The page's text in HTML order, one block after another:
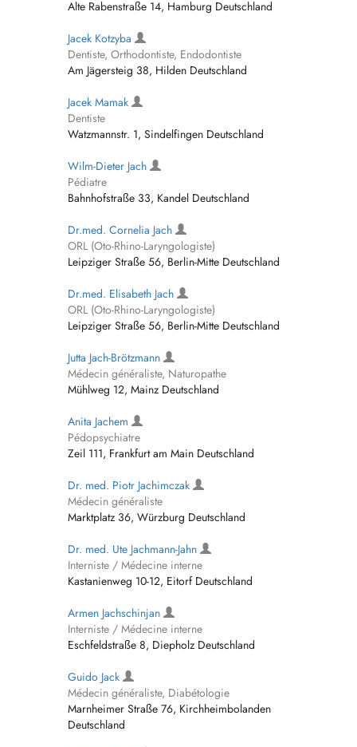
Alte Rabenstraße 14, Hamburg Deutschland
Jacek Kotzyba
Dentiste, Orthodontiste, Endodontiste
Am Jägersteig 38, Hilden Deutschland
Jacek Mamak
Dentiste
Watzmannstr. 1, Sindelfingen Deutschland
Wilm-Dieter Jach
Pédiatre
Bahnhofstraße 33, Kandel Deutschland
Dr.med. Cornelia Jach
ORL (Oto-Rhino-Laryngologiste)
Leipziger Straße 56, Berlin-Mitte Deutschland
Dr.med. Elisabeth Jach
ORL (Oto-Rhino-Laryngologiste)
Leipziger Straße 56, Berlin-Mitte Deutschland
Jutta Jach-Brötzmann
Médecin généraliste, Naturopathe
Mühlweg 12, Mainz Deutschland
Anita Jachem
Pédopsychiatre
Zeil 111, Frankfurt am Main Deutschland
Dr. med. Piotr Jachimczak
Médecin généraliste
Marktplatz 36, Würzburg Deutschland
Dr. med. Ute Jachmann-Jahn
Interniste / Médecine interne
Kastanienweg 10-12, Eitorf Deutschland
Armen Jachschinjan
Interniste / Médecine interne
Eschfeldstraße 8, Diepholz Deutschland
Guido Jack
Médecin généraliste, Diabétologie
Marnheimer Straße 76, Kirchheimbolanden
Deutschland